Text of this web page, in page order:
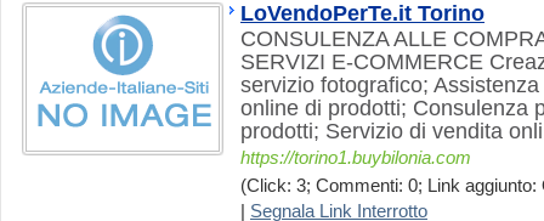
LoVendoPerTe.it Torino
CONSULENZA ALLE
SERVIZI E-COMMERCE
servizio fotografico;
online di prodotti; Consulenza
prodotti; Servizio di vendita
https://torino1.buybilonia.com
(Click: 3; Commenti: 0; Link aggiunto:
Segnala Link Interrotto